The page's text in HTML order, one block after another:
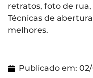
retratos, foto de
Técnicas de
melhores.
Publicado em: